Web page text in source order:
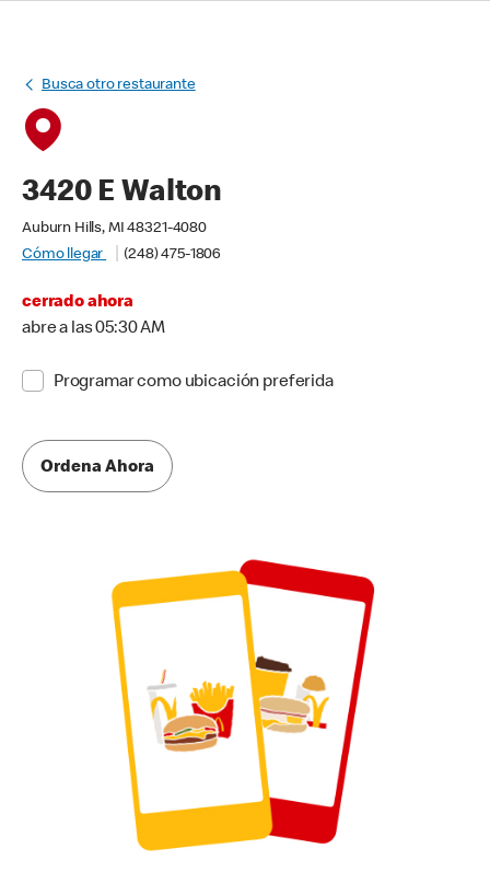
Busca otro restaurante
3420 E Walton
Auburn Hills, MI 48321-4080
Cómo llegar
(248) 475-1806
cerrado ahora
abre a las 05:30 AM
Programar como ubicación preferida
Ordena Ahora